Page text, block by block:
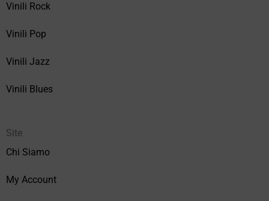
Vinili Rock
Vinili Pop
Vinili Jazz
Vinili Blues
Site
Chi Siamo
My Account